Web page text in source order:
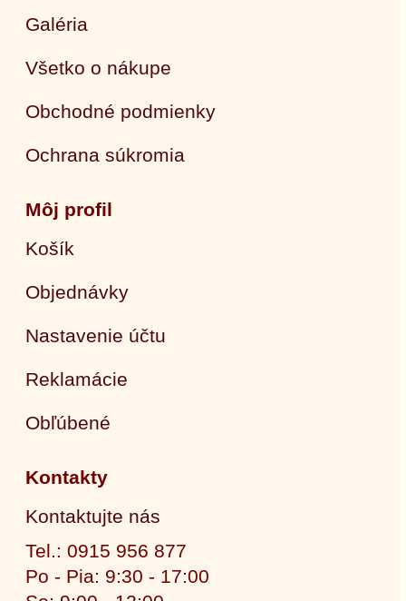
Galéria
Všetko o nákupe
Obchodné podmienky
Ochrana súkromia
Môj profil
Košík
Objednávky
Nastavenie účtu
Reklamácie
Obľúbené
Kontakty
Kontaktujte nás
Tel.: 0915 956 877
Po - Pia: 9:30 - 17:00